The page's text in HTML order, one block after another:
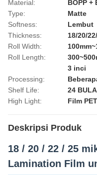
Material:
BOPP +
Type:
Matte
Softness:
Lembut
Thickness:
18/20/
Roll Width:
Roll Length:
3 inci
Processing:
Shelf Life:
24
High Light:
Film
Deskripsi Produk
18 / 20 / 22 / 25
Lamination Film